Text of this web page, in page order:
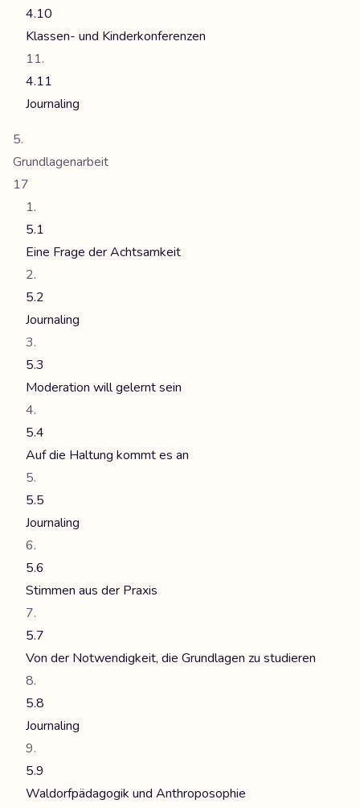
4.10
Klassen- und Kinderkonferenzen
4.11
Journaling
Grundlagenarbeit
17
5.1
Eine Frage der Achtsamkeit
5.2
Journaling
5.3
Moderation will gelernt sein
5.4
Auf die Haltung kommt es an
5.5
Journaling
5.6
Stimmen aus der Praxis
5.7
Von der Notwendigkeit, die Grundlagen zu studieren
5.8
Journaling
5.9
Waldorfpädagogik und Anthroposophie